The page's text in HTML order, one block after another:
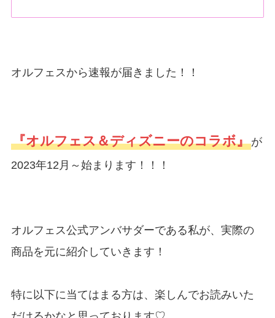
オルフェスから速報が届きました！！
『オルフェス＆ディズニーのコラボ』が
2023年12月～始まります！！！
オルフェス公式アンバサダーである私が、実際の
商品を元に紹介していきます！
特に以下に当てはまる方は、楽しんでお読みいた